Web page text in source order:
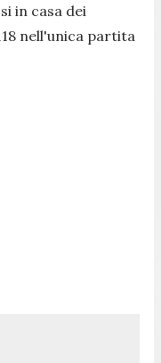
in casa dei
nell'unica partita